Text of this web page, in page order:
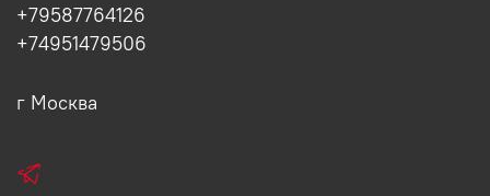
+79587764126
+74951479506
г Москва